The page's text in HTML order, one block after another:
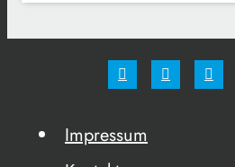
Impressum